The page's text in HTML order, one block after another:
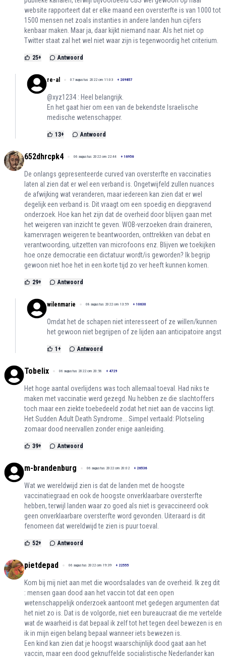
website rapporteert dat er elke maand een oversterfte is van 1000 tot
1500 mensen net zoals instanties in andere landen hun cijfers
kenbaar maken. Maar ja, daar kijkt niemand naar. Als het niet op
Twitter staat zal het wel niet waar zijn is tegenwoordig het criterium.
25+ Antwoord
re-al 07 augustus 2022 om 11:03 + 209857
@xyz1234 : Heel belangrijk.
En het gaat hier om een van de bekendste Israelische
medische wetenschapper.
13+ Antwoord
652dhrcpk4 06 augustus 2022 om 22:44 + 16956
De onlangs gepresenteerde curved van oversterfte en vaccinaties
laten al zien dat er wel een verband is. Ongetwijfeld zullen nuances
de afwijking wat veranderen, maar iedereen kan zien dat er wel
degelijk een verband is. Dit vraagt om een spoedig en diepgravend
onderzoek. Hoe kan het zijn dat de overheid door blijven gaan met
het weigeren van inzicht te geven. WOB-verzoeken drain draineren,
kamervragen weigeren te beantwoorden, onttrekken van debat en
verantwoording, uitzetten van microfoons enz. Blijven we toekijken
hoe onze democratie een dictatuur wordt/is geworden? Ik begrijp
gewoon niet hoe het in een korte tijd zo ver heeft kunnen komen.
29+ Antwoord
wilenmarie 08 augustus 2022 om 13:59 + 10630
Omdat het de schapen niet interesseert of ze willen/kunnen
het gewoon niet begrijpen of ze lijden aan anticipatoire angst
1 + Antwoord
Tobelix 06 augustus 2022 om 20:56 + 4729
Het hoge aantal overlijdens was toch allemaal toeval. Had niks te
maken met vaccinatie werd gezegd. Nu hebben ze die slachtoffers
toch maar een ziekte toebedeeld zodat het niet aan de vaccins ligt.
Het Sudden Adult Death Syndrome... Simpel vertaald: Plotseling
zomaar dood neervallen zonder enige aanleiding.
39+ Antwoord
m-brandenburg 06 augustus 2022 om 20:02 + 26536
Wat we wereldwijd zien is dat de landen met de hoogste
vaccinatiegraad en ook de hoogste onverklaarbare oversterfte
hebben, terwijl landen waar zo goed als niet is gevaccineerd ook
geen onverklaarbare oversterfte word gevonden. Uiteraard is dit
fenomeen dat wereldwijd te zien is puur toeval.
52+ Antwoord
pietdepad 06 augustus 2022 om 19:39 + 22555
Kom bij mij niet aan met die woordsalades van de overheid. Ik zeg dit
: mensen gaan dood aan het vaccin tot dat een open
wetenschappelijk onderzoek aantoont met gedegen argumenten dat
het niet zo is. Dat is de volgorde, niet een bureaucraat die me vertelde
wat de waarheid is dat bepaal ik zelf tot het tegen deel bewezen is en
ik in mijn eigen belang bepaal wanneer iets bewezen is.
Een kind kan zien dat je hoogst waarschijnlijk dood gaat aan het
vaccin, maar een dood geknuffelde socialistische Nederlander kan